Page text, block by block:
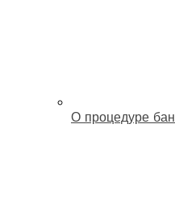
О процедуре